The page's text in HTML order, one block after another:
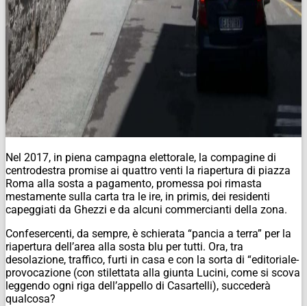
Nel 2017, in piena campagna elettorale, la compagine di
centrodestra promise ai quattro venti la riapertura di piazza
Roma alla sosta a pagamento, promessa poi rimasta
mestamente sulla carta tra le ire, in primis, dei residenti
capeggiati da Ghezzi e da alcuni commercianti della zona.
Confesercenti, da sempre, è schierata “pancia a terra” per la
riapertura dell’area alla sosta blu per tutti. Ora, tra
desolazione, traffico, furti in casa e con la sorta di “editoriale-
provocazione (con stilettata alla giunta Lucini, come si scova
leggendo ogni riga dell’appello di Casartelli), succederà
qualcosa?